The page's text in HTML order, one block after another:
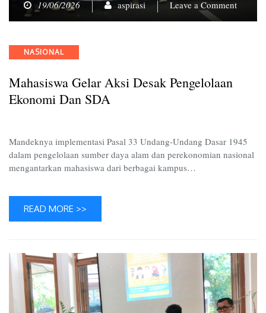
19/06/2026 aspirasi Leave a Commenton
Categories
NASIONAL
Mahasiswa Gelar Aksi Desak Pengelolaan
Ekonomi Dan SDA
Mandeknya implementasi Pasal 33 Undang-Undang Dasar 1945
dalam pengelolaan sumber daya alam dan perekonomian nasional
mengantarkan mahasiswa dari berbagai kampus…
READ MORE >>